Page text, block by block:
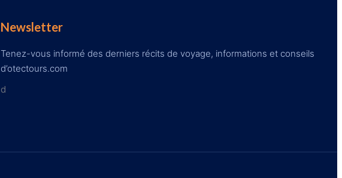
Newsletter
Tenez-vous informé des derniers récits de voyage, informations et conseils
d’otectours.com
d